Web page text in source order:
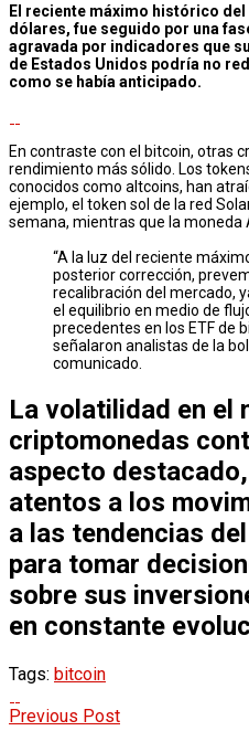
El reciente máximo histórico
dólares, fue seguido por una
agravada por indicadores que
de Estados Unidos podría no
como se había anticipado.
En contraste con el bitcoin, otras
rendimiento más sólido. Los
conocidos como altcoins, han
ejemplo, el token sol de la red
semana, mientras que la moneda
“A la luz del reciente
posterior corrección,
recalibración del mercado,
el equilibrio en medio de
precedentes en los ETF de
señalaron analistas de la
comunicado.
La volatilidad en el
criptomonedas
aspecto
atentos a los
a las tendencias
para tomar
sobre sus
en constante
Tags: bitcoin
Previous Post